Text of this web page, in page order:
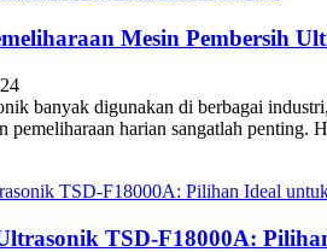
Mesin Pembersih
banyak digunakan di berbagai
pemeliharaan harian sangatlah penting.
TSD-F18000A: